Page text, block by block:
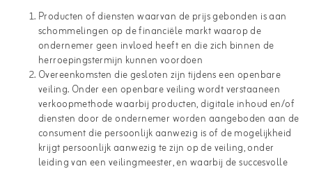
Producten of diensten waarvan de prijs gebonden is aan
schommelingen op de financiële markt waarop de
ondernemer geen invloed heeft en die zich binnen de
herroepingstermijn kunnen voordoen
Overeenkomsten die gesloten zijn tijdens een openbare
veiling. Onder een openbare veiling wordt verstaaneen
verkoopmethode waarbij producten, digitale inhoud en/of
diensten door de ondernemer worden aangeboden aan de
consument die persoonlijk aanwezig is of de mogelijkheid
krijgt persoonlijk aanwezig te zijn op de veiling, onder
leiding van een veilingmeester, en waarbij de succesvolle